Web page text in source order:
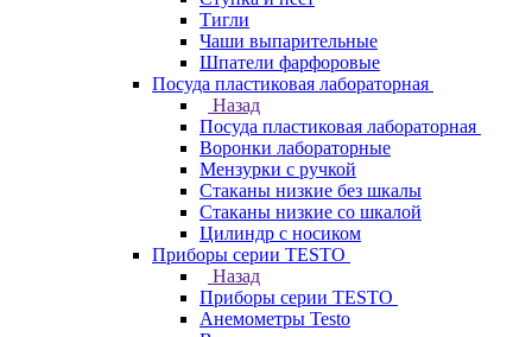
Тигли
Чаши выпарительные
Шпатели фарфоровые
Посуда пластиковая лабораторная
Назад
Посуда пластиковая лабораторная
Воронки лабораторные
Мензурки с ручкой
Стаканы низкие без шкалы
Стаканы низкие со шкалой
Цилиндр с носиком
Приборы серии TESTO
Назад
Приборы серии TESTO
Анемометры Testo